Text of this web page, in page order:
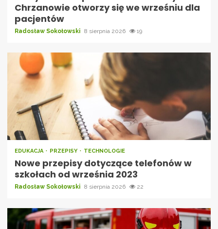
Chrzanowie otworzy się we wrześniu dla
pacjentów
Radosław Sokołowski 8 sierpnia 2026 19
EDUKACJA PRZEPISY TECHNOLOGIE
Nowe przepisy dotyczące telefonów w
szkołach od września 2023
Radosław Sokołowski 8 sierpnia 2026 22